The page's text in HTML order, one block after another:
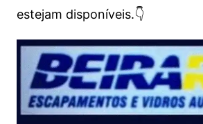
estejam disponíveis.👇